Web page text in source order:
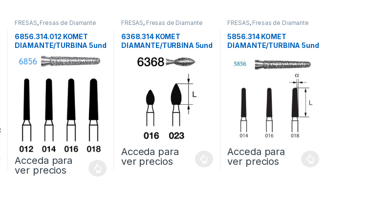
FRESAS, Fresas de Diamante
6856.314.012 KOMET
DIAMANTE/TURBINA 5und
Acceda para
ver precios
FRESAS, Fresas de Diamante
6368.314 KOMET
DIAMANTE/TURBINA 5und
Acceda para
ver precios
FRESAS, Fresas de Diamante
5856.314 KOMET
DIAMANTE/TURBINA 5und
Acceda para
ver precios